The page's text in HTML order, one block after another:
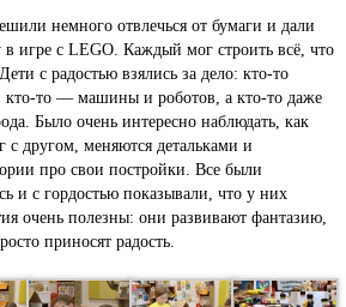
немного отвлечься от бумаги и дали
игре с LEGO. Каждый мог строить всё, что
с радостью взялись за дело: кто-то
кто-то — машины и роботов, а кто-то даже
Было очень интересно наблюдать, как
с другом, меняются детальками и
про свои постройки. Все были
и с гордостью показывали, что у них
очень полезны: они развивают фантазию,
приносят радость.